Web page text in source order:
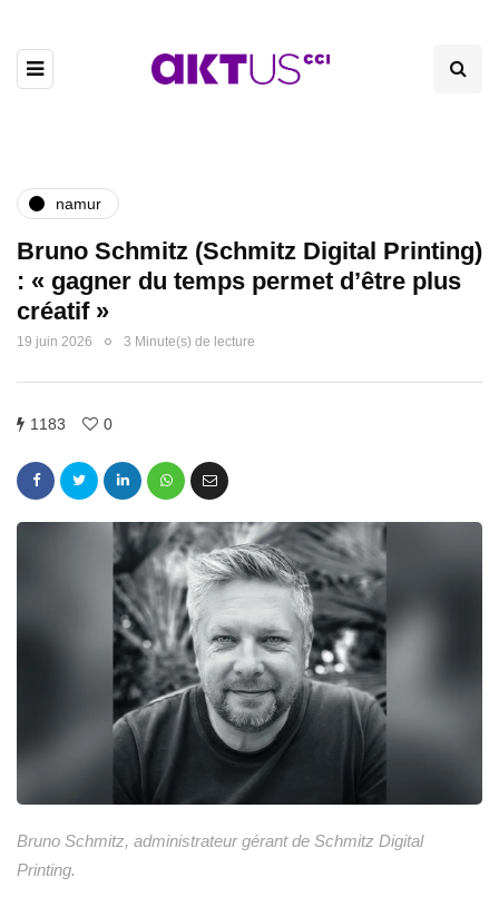
namur
Bruno Schmitz (Schmitz Digital Printing)
: « gagner du temps permet d’être plus
créatif »
19 juin 2026 3 Minute(s) de lecture
1183 0
Bruno Schmitz, administrateur gérant de Schmitz Digital
Printing.